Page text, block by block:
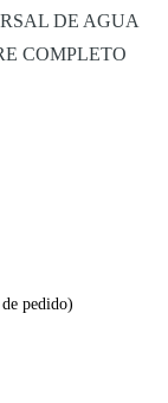
DE AGUA
COMPLETO
pedido)